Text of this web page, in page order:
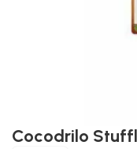
Cocodrilo